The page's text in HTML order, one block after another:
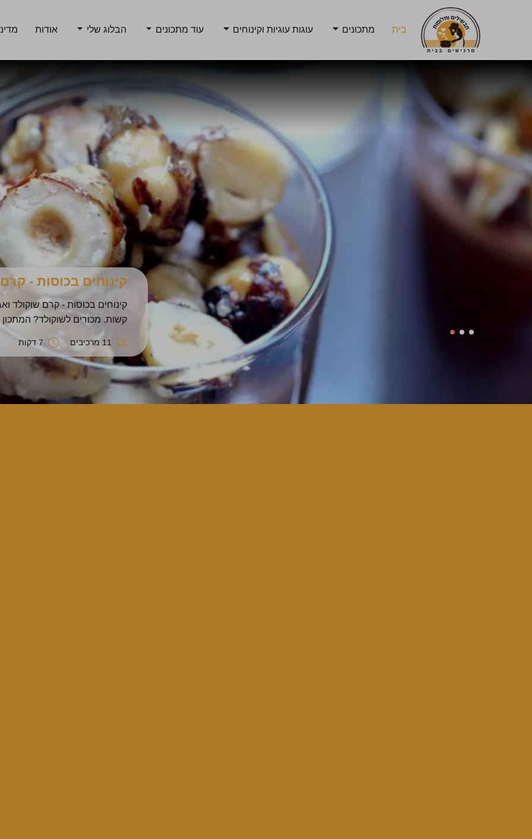
בית מתכונים עוגות עוגיות וקינוחים עוד מתכונים הבלוג שלי אודות
ירקות צלויים בתנור
ירקות צלויים בתנור. הפשטות